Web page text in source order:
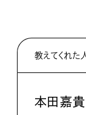
教えてくれた
本田嘉貴